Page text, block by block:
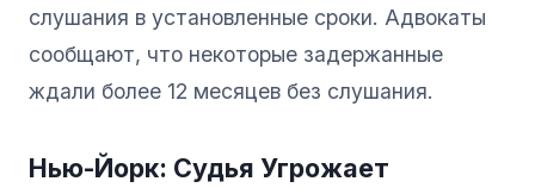
слушания в установленные сроки. Адвокаты
сообщают, что некоторые задержанные
ждали более 12 месяцев без слушания.
Нью-Йорк: Судья Угрожает